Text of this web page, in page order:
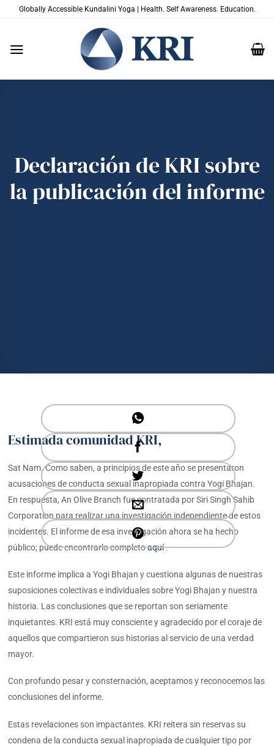
SaltarGlobally Accessible Kundalini Yoga | Health. Self Awareness. Education.
Declaración de KRI sobre
la publicación del informe
Estimada comunidad KRI,
Sat Nam. Como saben, a principios de este año se presentaron
acusaciones de conducta sexual inapropiada contra Yogi Bhajan.
En respuesta, An Olive Branch fue contratada por Siri Singh Sahib
Corporation para realizar una investigación independiente de estos
incidentes. El informe de esa investigación ahora se ha hecho
público; puede encontrarlo completoaquí.
Este informe implica a Yogi Bhajan y cuestiona algunas de nuestras
suposiciones colectivas e individuales sobre Yogi Bhajan y nuestra
historia. Las conclusiones que se reportan son seriamente
inquietantes. KRI está muy consciente y agradecido por el coraje de
aquellos que compartieron sus historias al servicio de una verdad
mayor.
Con profundo pesar y consternación, aceptamos y reconocemos las
conclusiones del informe.
Estas revelaciones son impactantes. KRI reitera sin reservas su
condena de la conducta sexual inapropiada de cualquier tipo por